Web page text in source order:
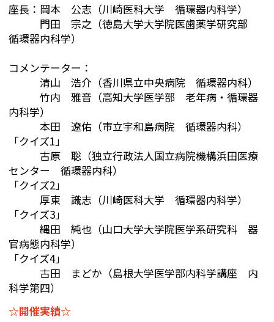
座長：岡本 公志（川崎医科大学 循環器内科学）
門田 宗之（徳島大学大学院医歯薬学研究部
循環器内科学）
コメンテーター：
清山 浩介（香川県立中央病院 循環器内科）
竹内 雅音（高知大学医学部 老年病・循環器
内科学）
本田 遼佑（市立宇和島病院 循環器内科）
「クイズ1」
古原 聡（独立行政法人国立病院機構浜田医療
センター 循環器内科）
「クイズ2」
厚東 識志（川崎医科大学 循環器内科学）
「クイズ3」
縄田 純也（山口大学大学院医学系研究科 器
官病態内科学）
「クイズ4」
古田 まどか（島根大学医学部内科学講座 内
科学第四）
☆開催実績☆